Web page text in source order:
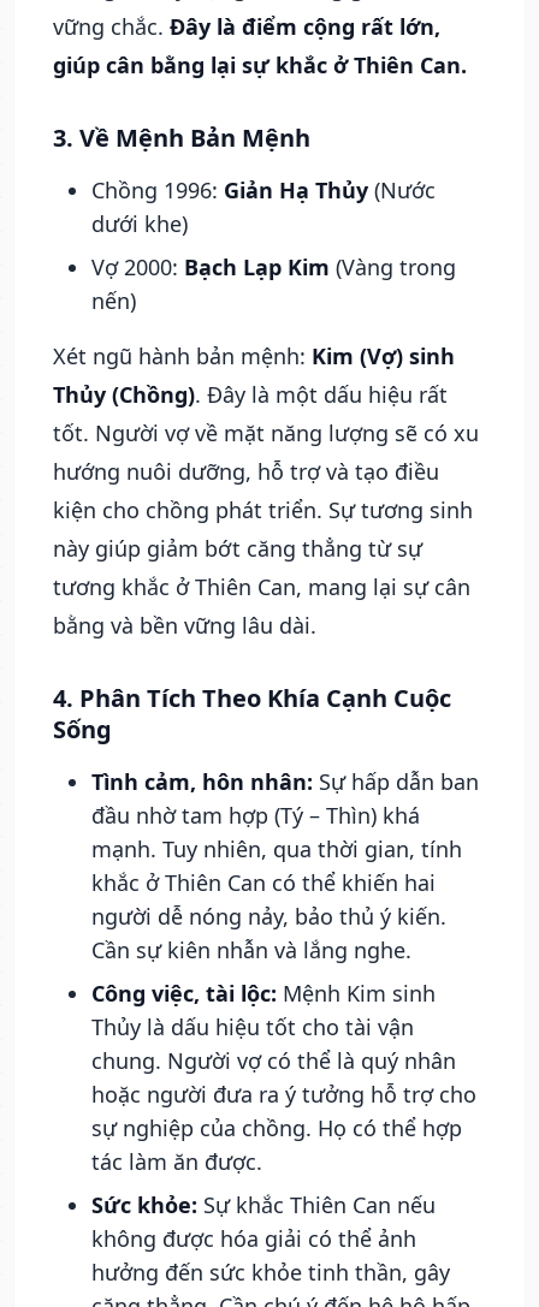
vững chắc. Đây là điểm cộng rất lớn,
giúp cân bằng lại sự khắc ở Thiên Can.
3. Về Mệnh Bản Mệnh
Chồng 1996: Giản Hạ Thủy (Nước
dưới khe)
Vợ 2000: Bạch Lạp Kim (Vàng trong
nến)
Xét ngũ hành bản mệnh: Kim (Vợ) sinh
Thủy (Chồng). Đây là một dấu hiệu rất
tốt. Người vợ về mặt năng lượng sẽ có xu
hướng nuôi dưỡng, hỗ trợ và tạo điều
kiện cho chồng phát triển. Sự tương sinh
này giúp giảm bớt căng thẳng từ sự
tương khắc ở Thiên Can, mang lại sự cân
bằng và bền vững lâu dài.
4. Phân Tích Theo Khía Cạnh Cuộc
Sống
Tình cảm, hôn nhân: Sự hấp dẫn ban
đầu nhờ tam hợp (Tý – Thìn) khá
mạnh. Tuy nhiên, qua thời gian, tính
khắc ở Thiên Can có thể khiến hai
người dễ nóng nảy, bảo thủ ý kiến.
Cần sự kiên nhẫn và lắng nghe.
Công việc, tài lộc: Mệnh Kim sinh
Thủy là dấu hiệu tốt cho tài vận
chung. Người vợ có thể là quý nhân
hoặc người đưa ra ý tưởng hỗ trợ cho
sự nghiệp của chồng. Họ có thể hợp
tác làm ăn được.
Sức khỏe: Sự khắc Thiên Can nếu
không được hóa giải có thể ảnh
hưởng đến sức khỏe tinh thần, gây